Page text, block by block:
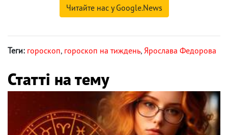
Читайте нас у Google.News
Теги: гороскоп, гороскоп на тиждень, Ярослава Федорова
Статті на тему